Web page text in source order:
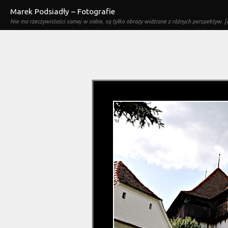
Marek Podsiadły – Fotografie
Nie ma rzeczywistości samej w sobie, są tylko obrazy widziane z różnych perspektyw.